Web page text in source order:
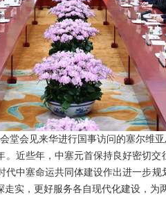
堂会见来华进行国事访问的塞尔维亚
近些年，中塞元首保持良好密切
中塞命运共同体建设作出进一步
实，更好服务各自现代化建设，为